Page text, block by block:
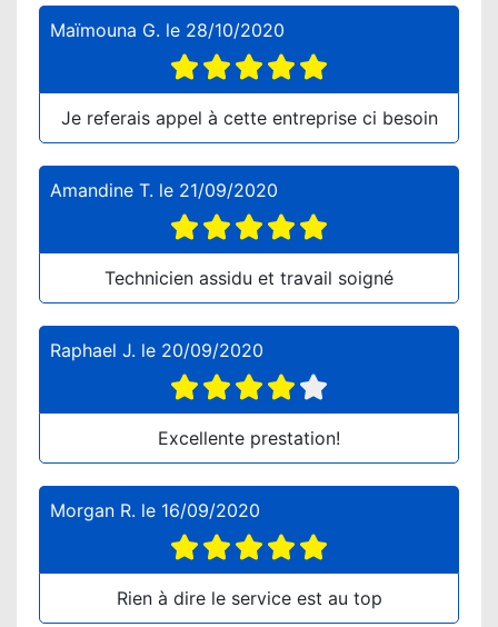
Maïmouna G. le 28/10/2020
Je referais appel à cette entreprise ci besoin
Amandine T. le 21/09/2020
Technicien assidu et travail soigné
Raphael J. le 20/09/2020
Excellente prestation!
Morgan R. le 16/09/2020
Rien à dire le service est au top